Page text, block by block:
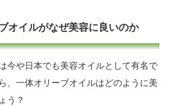
オイルがなぜ美容に良いのか
今や日本でも美容オイルとして有名で
、一体オリーブオイルはどのように美
う？